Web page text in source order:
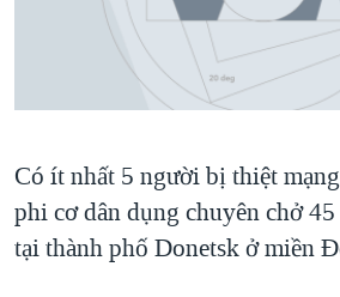
NGƯỜI VIỆT HẢI NGOẠI
ĐỜI SỐNG
KINH TẾ
VĂN HOÁ
HÀNH TRÌNH BẦU CỬ 2024
MỘT NĂM CHIẾN TRANH TẠI DẢI
NGÀY TỊ NẠN THẾ GIỚI
TRỊNH VĨNH BÌNH - NGƯỜI HẠ 'BÊN
GROUND ZERO – XƯA VÀ NAY
Ngôn ngữ khác
Có ít nhất 5 người bị thiệt
phi cơ dân dụng chuyên chở
tại thành phố Donetsk ở miền